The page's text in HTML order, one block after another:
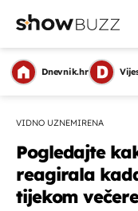
Dnevnik.hr
VIDNO UZNEMIRENA
Pogledajte
reagirala
tijekom večere